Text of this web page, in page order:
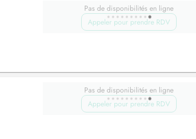
Pas de disponibilités en ligne
Appeler pour prendre RDV
Pas de disponibilités en ligne
Appeler pour prendre RDV